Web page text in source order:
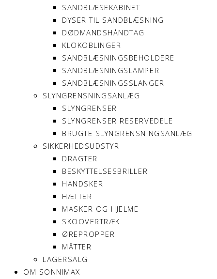
SANDBLÆSEKABINET
DYSER TIL SANDBLÆSNING
DØDMANDSHÅNDTAG
KLOKOBLINGER
SANDBLÆSNINGSBEHOLDERE
SANDBLÆSNINGSLAMPER
SANDBLÆSNINGSSLANGER
SLYNGRENSNINGSANLÆG
SLYNGRENSER
SLYNGRENSER RESERVEDELE
BRUGTE SLYNGRENSNINGSANLÆG
SIKKERHEDSUDSTYR
DRAGTER
BESKYTTELSESBRILLER
HANDSKER
HÆTTER
MASKER OG HJELME
SKOOVERTRÆK
ØREPROPPER
MÅTTER
LAGERSALG
OM SONNIMAX